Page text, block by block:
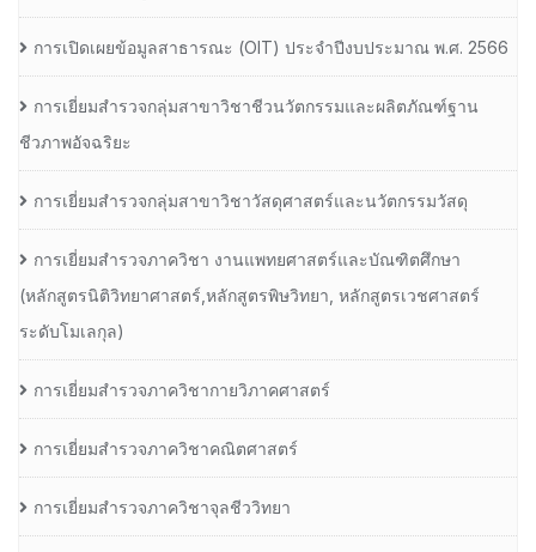
การเปิดเผยข้อมูลสาธารณะ (OIT) ประจำปีงบประมาณ พ.ศ. 2566
การเยี่ยมสำรวจกลุ่มสาขาวิชาชีวนวัตกรรมและผลิตภัณฑ์ฐาน
ชีวภาพอัจฉริยะ
การเยี่ยมสำรวจกลุ่มสาขาวิชาวัสดุศาสตร์และนวัตกรรมวัสดุ
การเยี่ยมสำรวจภาควิชา งานแพทยศาสตร์และบัณฑิตศึกษา
(หลักสูตรนิติวิทยาศาสตร์,หลักสูตรพิษวิทยา, หลักสูตรเวชศาสตร์
ระดับโมเลกุล)
การเยี่ยมสำรวจภาควิชากายวิภาคศาสตร์
การเยี่ยมสำรวจภาควิชาคณิตศาสตร์
การเยี่ยมสำรวจภาควิชาจุลชีววิทยา